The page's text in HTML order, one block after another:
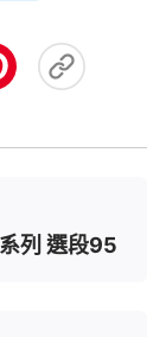
，無一例外。
萬物都將為此
敬獻着各自的
没有範圍？有
不能論大小强
列 選段95